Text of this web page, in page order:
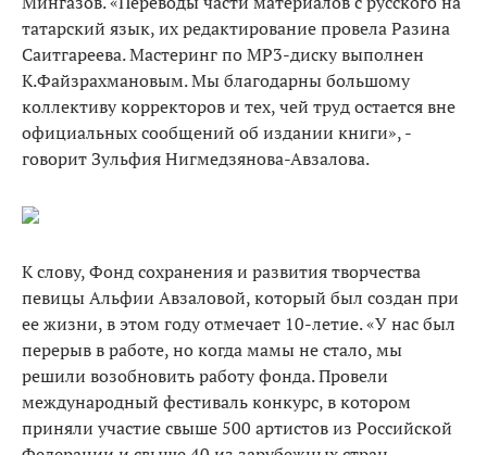
татарский язык, их редактирование провела Разина
Саитгареева. Мастеринг по МР3-диску выполнен
К.Файзрахмановым. Мы благодарны большому
коллективу корректоров и тех, чей труд остается вне
официальных сообщений об издании книги», -
говорит Зульфия Нигмедзянова-Авзалова.
К слову, Фонд сохранения и развития творчества
певицы Альфии Авзаловой, который был создан при
ее жизни, в этом году отмечает 10-летие. «У нас был
перерыв в работе, но когда мамы не стало, мы
решили возобновить работу фонда. Провели
международный фестиваль конкурс, в котором
приняли участие свыше 500 артистов из Российской